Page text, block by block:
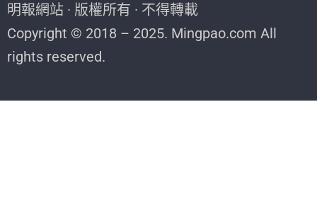
明報網站 · 版權所有 · 不得轉載
Copyright © 2018 – 2025. Mingpao.com All
rights reserved.